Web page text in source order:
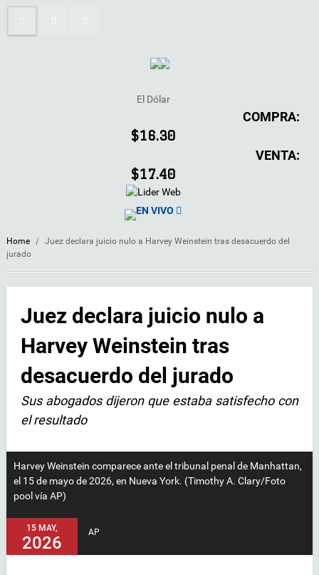
El Dólar
COMPRA:
$16.30
VENTA:
$17.40
EN VIVO
Home / Juez declara juicio nulo a Harvey Weinstein tras desacuerdo del
jurado
Juez declara juicio nulo a
Harvey Weinstein tras
desacuerdo del jurado
Sus abogados dijeron que estaba satisfecho con
el resultado
Harvey Weinstein comparece ante el tribunal penal de Manhattan,
el 15 de mayo de 2026, en Nueva York. (Timothy A. Clary/Foto
pool vía AP)
15 MAY,
2026
AP